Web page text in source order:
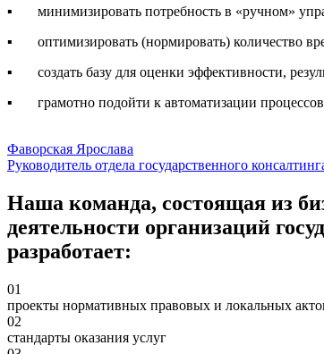
▪ минимизировать потребность в «ручном»
▪ оптимизировать (нормировать) количество
▪ создать базу для оценки эффективности,
▪ грамотно подойти к автоматизации процессов
Фаворская Ярослава
Руководитель отдела государственного
Наша команда, состоящая из
деятельности организаций
разработает:
01
проекты нормативных правовых и локальных
02
стандарты оказания услуг